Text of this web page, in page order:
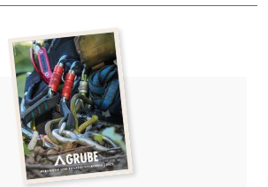
Schafthöhe
18 cm
Modellbezeichnung
Quickstep
Atmungsaktivität
hoch